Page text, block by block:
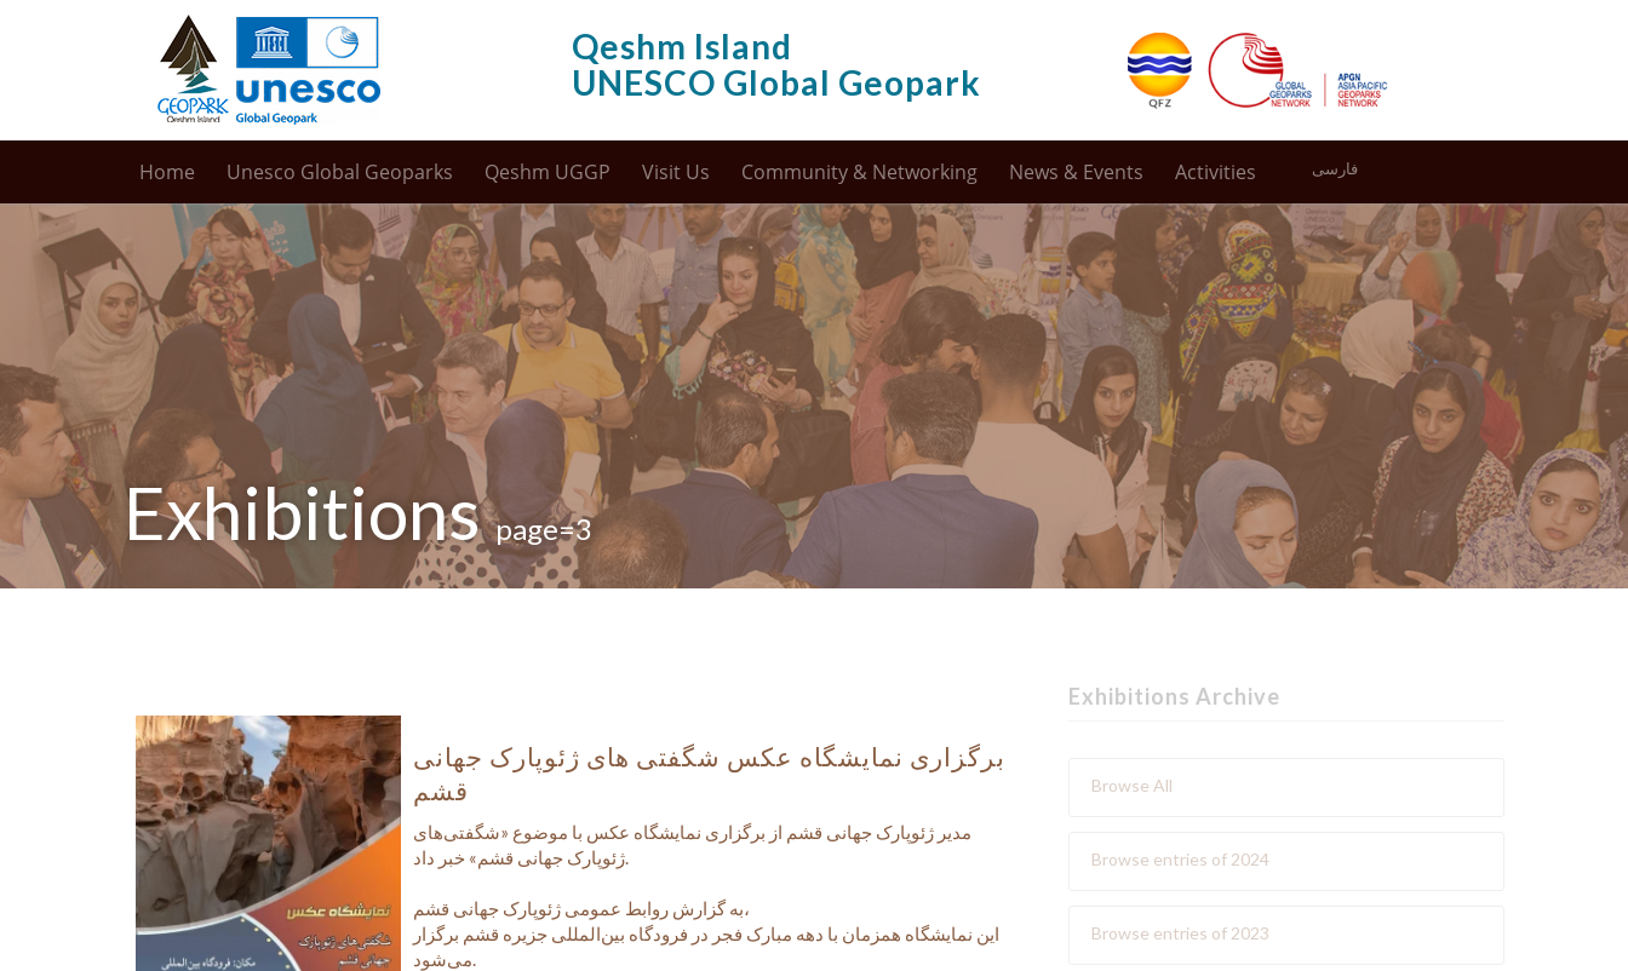
Qeshm Island
UNESCO Global Geopark
Home Unesco Global Geoparks Qeshm UGGP Visit Us Community & Networking News & Events Activities فارسی
Exhibitionspage=3
برگزاری نمایشگاه عکس شگفتی های ژئوپارک جهانی
قشم
مدیر ژئوپارک جهانی قشم از برگزاری نمایشگاه عکس با موضوع «شگفتی‌های
ژئوپارک جهانی قشم» خبر داد.
به گزارش روابط عمومی ژئوپارک جهانی قشم،
این نمایشگاه همزمان با دهه مبارک فجر در فرودگاه بین‌المللی جزیره قشم برگزار
می‌شود.
Exhibitions Archive
Browse All
Browse entries of 2024
Browse entries of 2023